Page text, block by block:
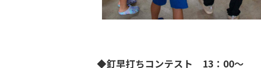
◆釘早打ちコンテスト 13：00～